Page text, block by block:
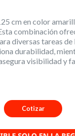
cm en color
combinación
diversas tareas de
durabilidad,
visibilidad y
Cotizar